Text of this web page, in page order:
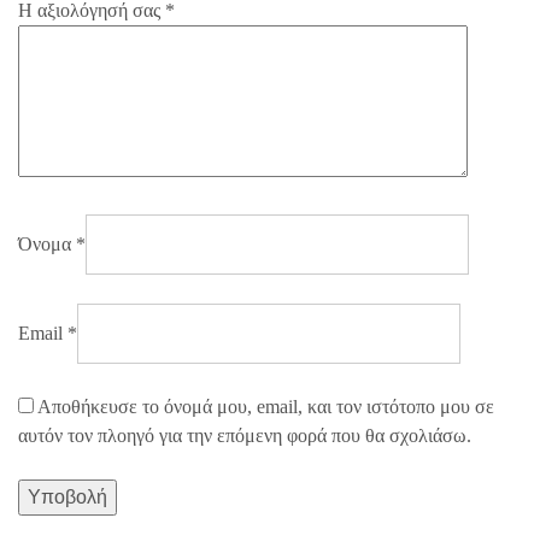
Η αξιολόγησή σας *
Όνομα *
Email *
Αποθήκευσε το όνομά μου, email, και τον ιστότοπο μου σε
αυτόν τον πλοηγό για την επόμενη φορά που θα σχολιάσω.